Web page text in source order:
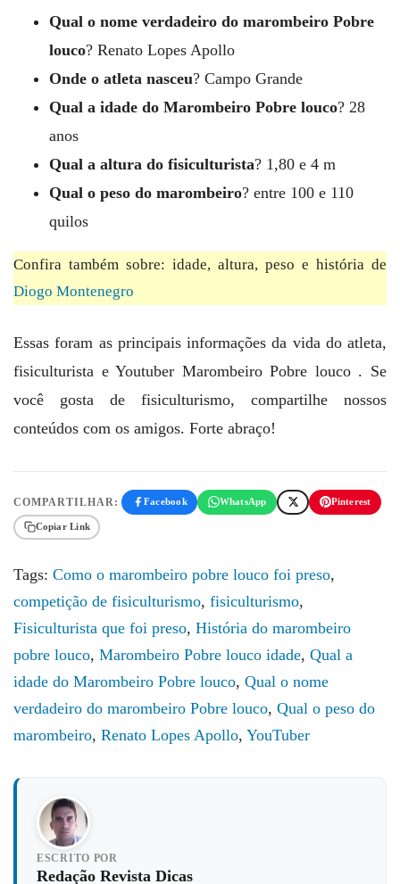
Qual o nome verdadeiro do marombeiro Pobre
louco? Renato Lopes Apollo
Onde o atleta nasceu? Campo Grande
Qual a idade do Marombeiro Pobre louco? 28
anos
Qual a altura do fisiculturista? 1,80 e 4 m
Qual o peso do marombeiro? entre 100 e 110
quilos
Confira também sobre: idade, altura, peso e história de
Diogo Montenegro
Essas foram as principais informações da vida do atleta,
fisiculturista e Youtuber Marombeiro Pobre louco . Se
você gosta de fisiculturismo, compartilhe nossos
conteúdos com os amigos. Forte abraço!
COMPARTILHAR: Facebook WhatsApp Pinterest
Copiar Link
Tags: Como o marombeiro pobre louco foi preso,
competição de fisiculturismo, fisiculturismo,
Fisiculturista que foi preso, História do marombeiro
pobre louco, Marombeiro Pobre louco idade, Qual a
idade do Marombeiro Pobre louco, Qual o nome
verdadeiro do marombeiro Pobre louco, Qual o peso do
marombeiro, Renato Lopes Apollo, YouTuber
ESCRITO POR
Redação Revista Dicas